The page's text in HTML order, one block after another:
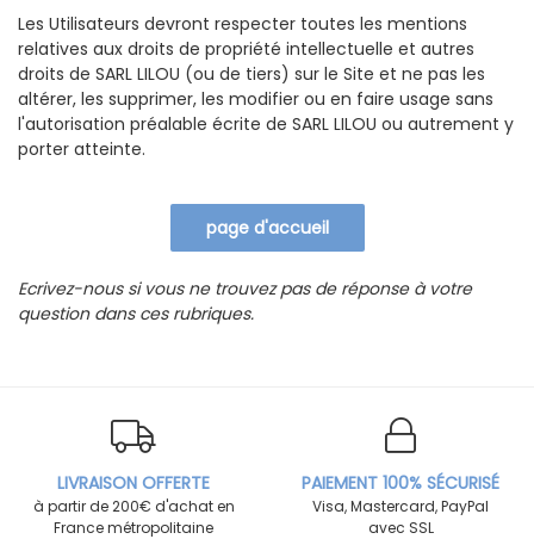
Les Utilisateurs devront respecter toutes les mentions
relatives aux droits de propriété intellectuelle et autres
droits de SARL LILOU (ou de tiers) sur le Site et ne pas les
altérer, les supprimer, les modifier ou en faire usage sans
l'autorisation préalable écrite de SARL LILOU ou autrement y
porter atteinte.
Ecrivez-nous si vous ne trouvez pas de réponse à votre
question dans ces rubriques.
LIVRAISON OFFERTE
à partir de 200€ d'achat en
France métropolitaine
PAIEMENT 100% SÉCURISÉ
Visa, Mastercard, PayPal
avec SSL